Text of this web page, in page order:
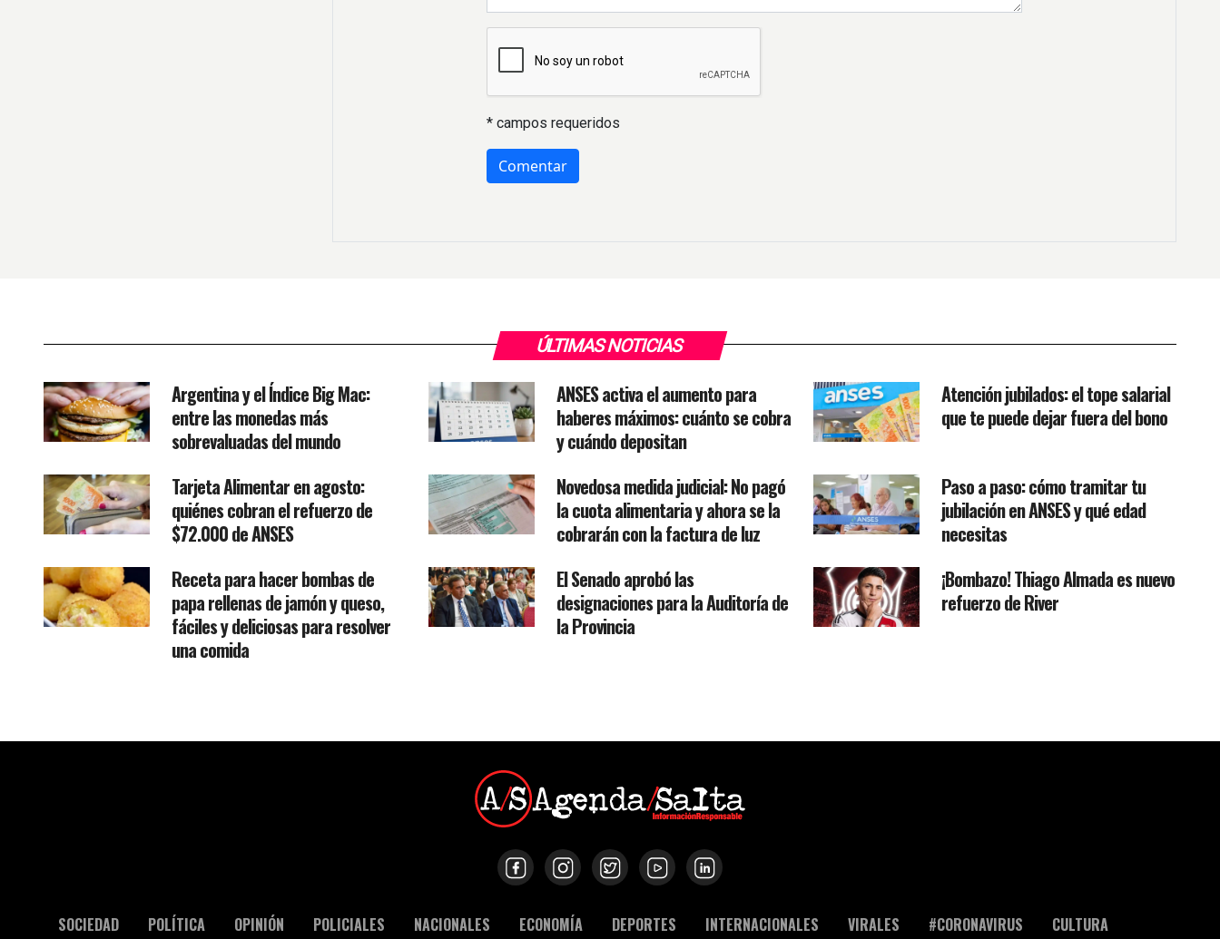
* campos requeridos
ÚLTIMAS NOTICIAS
Argentina y el Índice Big Mac:
entre las monedas más
sobrevaluadas del mundo
ANSES activa el aumento para
haberes máximos: cuánto se cobra
y cuándo depositan
Atención jubilados: el tope salarial
que te puede dejar fuera del bono
Tarjeta Alimentar en agosto:
quiénes cobran el refuerzo de
$72.000 de ANSES
Novedosa medida judicial: No pagó
la cuota alimentaria y ahora se la
cobrarán con la factura de luz
Paso a paso: cómo tramitar tu
jubilación en ANSES y qué edad
necesitas
Receta para hacer bombas de
papa rellenas de jamón y queso,
fáciles y deliciosas para resolver
una comida
El Senado aprobó las
designaciones para la Auditoría de
la Provincia
¡Bombazo! Thiago Almada es nuevo
refuerzo de River
SOCIEDAD POLÍTICA OPINIÓN POLICIALES NACIONALES ECONOMÍA DEPORTES INTERNACIONALES VIRALES #CORONAVIRUS CULTURA